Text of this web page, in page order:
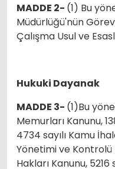
MADDE 2- (1) Bu
Müdürlüğü'nün
Çalışma Usul ve
Hukuki Dayanak
MADDE 3- (1)Bu
Memurları Kanunu,
4734 sayılı Kamu
Yönetimi ve Kontrolü
Hakları Kanunu, 5216